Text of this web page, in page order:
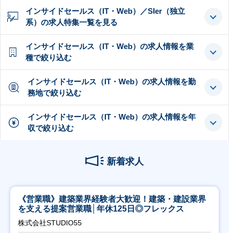
インサイドセールス（IT・Web）／SIer（独立
系）の求人特集一覧を見る
インサイドセールス（IT・Web）の求人情報を業
種で絞り込む
インサイドセールス（IT・Web）の求人情報を勤
務地で絞り込む
インサイドセールス（IT・Web）の求人情報を年
収で絞り込む
新着求人
《営業職》建築業界経験者大歓迎！建築・建設業界
を支える提案営業職│年休125日◎フレックス
株式会社STUDIO55